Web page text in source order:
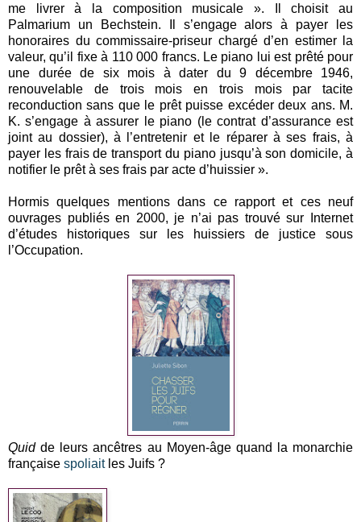
me livrer à la composition musicale ». Il choisit au
Palmarium un Bechstein. Il s’engage alors à payer les
honoraires du commissaire-priseur chargé d’en estimer la
valeur, qu’il fixe à 110 000 francs. Le piano lui est prêté pour
une durée de six mois à dater du 9 décembre 1946,
renouvelable de trois mois en trois mois par tacite
reconduction sans que le prêt puisse excéder deux ans. M.
K. s’engage à assurer le piano (le contrat d’assurance est
joint au dossier), à l’entretenir et le réparer à ses frais, à
payer les frais de transport du piano jusqu’à son domicile, à
notifier le prêt à ses frais par acte d’huissier ».
Hormis quelques mentions dans ce rapport et ces neuf
ouvrages publiés en 2000, je n’ai pas trouvé sur Internet
d’études historiques sur les huissiers de justice sous
l’Occupation.
Quidde leurs ancêtres au Moyen-âge quand la monarchie
française spoliaitles Juifs ?